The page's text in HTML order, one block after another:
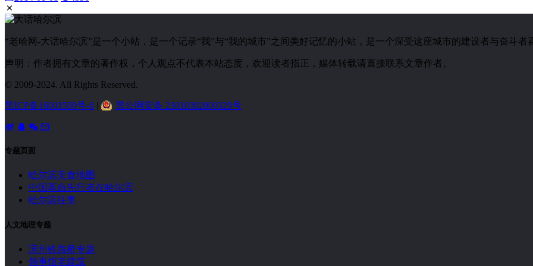
“老哈网-大话哈尔滨”是一个小站，是一个记录“我”与“我的城市”之间美好记忆的小站，是一个深受这座城市的建设者与奋斗者
声明：作者拥有文章的著作权，个人观点不代表本站态度，欢迎读者指正，媒体转载请直接联系文章作者。
© 2009-2024. All Rights Reserved.
黑ICP备16001590号-6 | 黑公网安备 23010302000329号
专题页面
哈尔滨美食地图
中国革命先行者在哈尔滨
哈尔滨往事
人文地理专题
滨州铁路桥专题
领事馆老建筑